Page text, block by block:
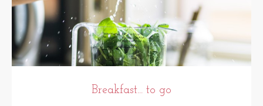
Breakfast... to go